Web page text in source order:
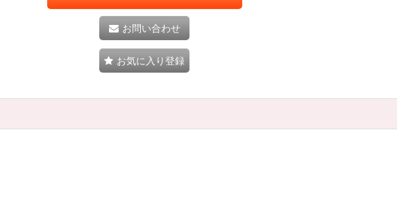
お問い合わせ
お気に入り登録